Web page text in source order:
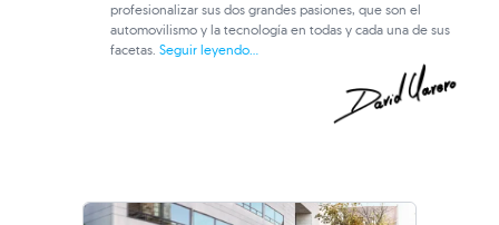
profesionalizar sus dos grandes pasiones, que son el
automovilismo y la tecnología en todas y cada una de sus
facetas.Seguir leyendo...